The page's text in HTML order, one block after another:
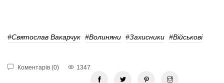
#святослав Вакарчук #волиняни #Захисники #Військові
Коментарів (0) 1347